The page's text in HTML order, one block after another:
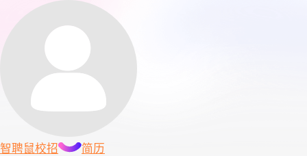
智聘鼠校招 简历